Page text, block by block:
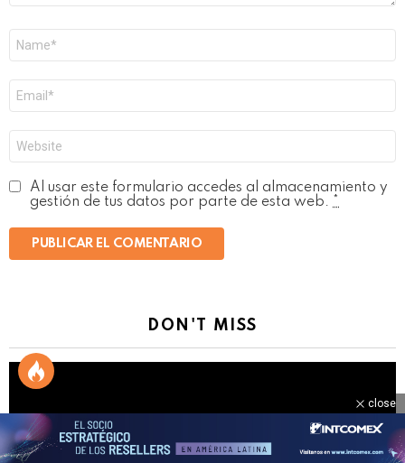
electrónico
*
Al usar este formulario accedes al almacenamiento y
gestión de tus datos por parte de esta web. *
DON'T MISS
close